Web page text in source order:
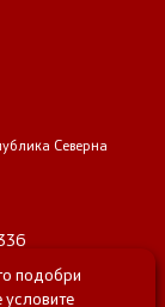
Северна
подобри
условите